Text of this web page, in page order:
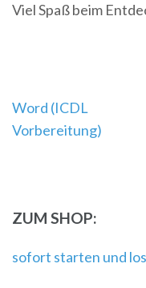
Viel Spaß beim
Word (ICDL
Vorbereitung)
ZUM SHOP:
sofort starten und